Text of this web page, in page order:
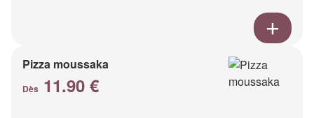
Pizza moussaka
Dès 11.90 €